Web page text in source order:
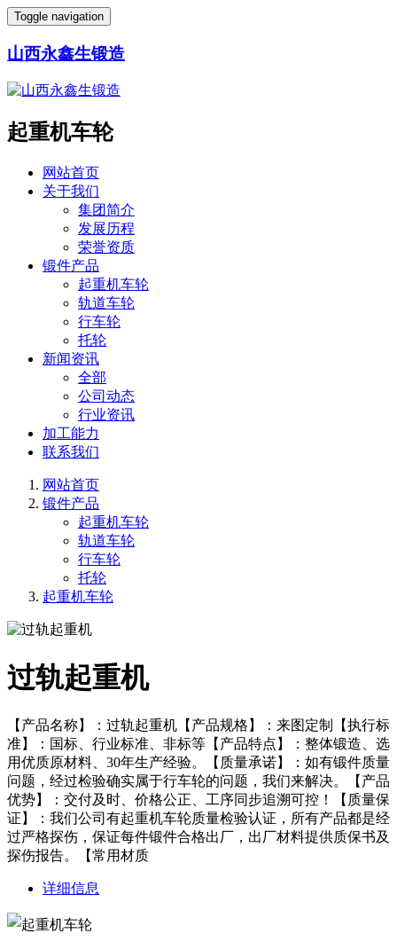
Toggle navigation
山西永鑫生锻造
起重机车轮
网站首页
关于我们
集团简介
发展历程
荣誉资质
锻件产品
起重机车轮
轨道车轮
行车轮
托轮
新闻资讯
全部
公司动态
行业资讯
加工能力
联系我们
网站首页
锻件产品
起重机车轮
轨道车轮
行车轮
托轮
起重机车轮
过轨起重机
【产品名称】：过轨起重机【产品规格】：来图定制【执行标
准】：国标、行业标准、非标等【产品特点】：整体锻造、选
用优质原材料、30年生产经验。【质量承诺】：如有锻件质量
问题，经过检验确实属于行车轮的问题，我们来解决。【产品
优势】：交付及时、价格公正、工序同步追溯可控！【质量保
证】：我们公司有起重机车轮质量检验认证，所有产品都是经
过严格探伤，保证每件锻件合格出厂，出厂材料提供质保书及
探伤报告。【常用材质
详细信息